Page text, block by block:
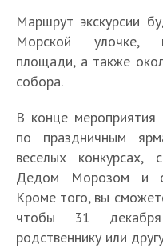
Маршрут экскурсии
Морской улочке,
площади, а также
собора.
В конце мероприятия
по праздничным
веселых
Дедом Морозом и
Кроме того, вы
чтобы 31
родственнику или